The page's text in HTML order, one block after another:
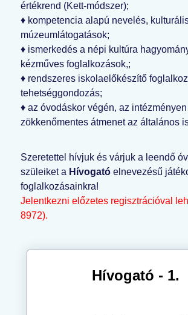
értékrend (Kett-módszer);
♦ kompetencia alapú nevelés,
múzeumlátogatások;
♦ ismerkedés a népi kultúra
kézműves foglalkozások,;
♦ rendszeres iskolaelőkészítő
tehetséggondozás;
♦ az óvodáskor végén, az
zökkenőmentes átmenet az általános
Szeretettel hívjuk és várjuk a leendő
szüleiket a Hívogató elnevezésű
foglalkozásainkra!
Jelentkezni előzetes regisztrációval
8972).
Hívogató - 1.